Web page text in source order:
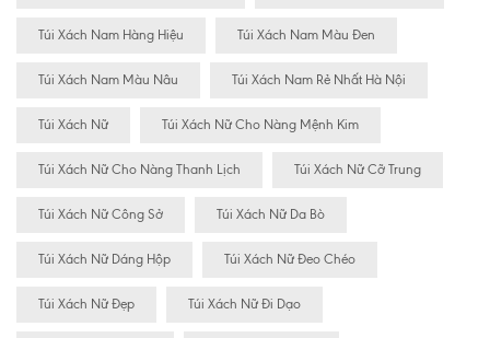
Túi Xách Nam Hàng Hiệu Túi Xách Nam Màu Đen
Túi Xách Nam Màu Nâu Túi Xách Nam Rẻ Nhất Hà Nội
Túi Xách Nữ Túi Xách Nữ Cho Nàng Mệnh Kim
Túi Xách Nữ Cho Nàng Thanh Lịch Túi Xách Nữ Cỡ Trung
Túi Xách Nữ Công Sở Túi Xách Nữ Da Bò
Túi Xách Nữ Dáng Hộp Túi Xách Nữ Đeo Chéo
Túi Xách Nữ Đẹp Túi Xách Nữ Đi Dạo